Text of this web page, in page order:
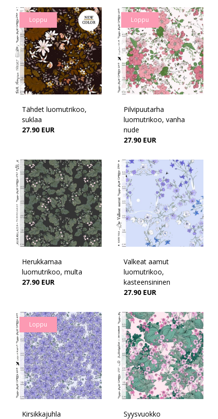
Loppu
Tähdet luomutrikoo,
suklaa
27.90 EUR
Loppu
Pilvipuutarha
luomutrikoo, vanha
nude
27.90 EUR
Herukkamaa
luomutrikoo, multa
27.90 EUR
Valkeat aamut
luomutrikoo,
kasteensininen
27.90 EUR
Loppu
Kirsikkajuhla
Syysvuokko